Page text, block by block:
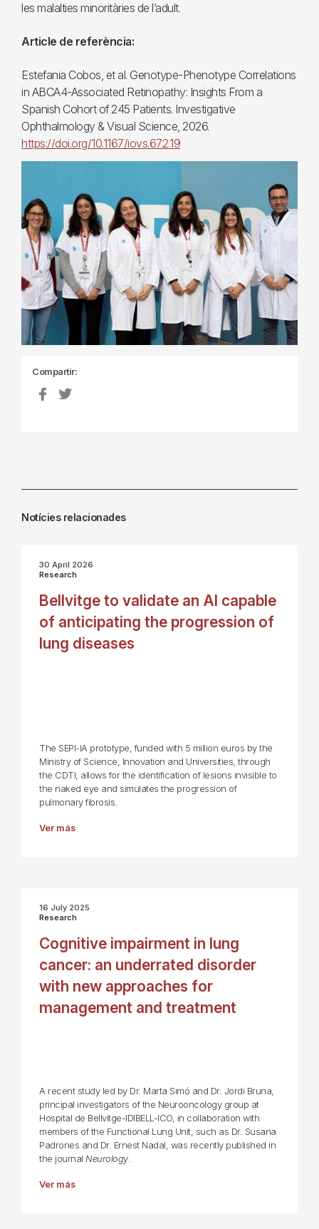
les malalties minoritàries de l’adult.
Article de referència:
Estefania Cobos, et al. Genotype-Phenotype Correlations
in ABCA4-Associated Retinopathy: Insights From a
Spanish Cohort of 245 Patients. Investigative
Ophthalmology & Visual Science, 2026.
https://doi.org/10.1167/iovs.67.2.19
Compartir:
Notícies relacionades
30 April 2026
Research
Bellvitge to validate an AI capable
of anticipating the progression of
lung diseases
The SEPI-IA prototype, funded with 5 million euros by the
Ministry of Science, Innovation and Universities, through
the CDTI, allows for the identification of lesions invisible to
the naked eye and simulates the progression of
pulmonary fibrosis.
Ver más
16 July 2025
Research
Cognitive impairment in lung
cancer: an underrated disorder
with new approaches for
management and treatment
A recent study led by Dr. Marta Simó and Dr. Jordi Bruna,
principal investigators of the Neurooncology group at
Hospital de Bellvitge-IDIBELL-ICO, in collaboration with
members of the Functional Lung Unit, such as Dr. Susana
Padrones and Dr. Ernest Nadal, was recently published in
the journal Neurology.
Ver más